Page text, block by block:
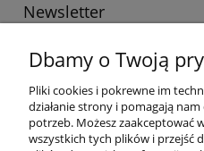
Newsletter
informacje o nowościach i
Twoje dane będą przetwarzane
Dbamy o Twoją
Pliki cookies i pokrewne im
działanie strony i pomagają
potrzeb. Możesz zaakceptować
wszystkich tych plików i przejść